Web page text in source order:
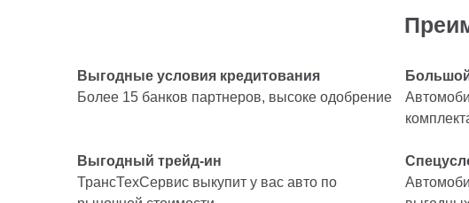
Выгодные условия кредитования
Более 15 банков партнеров, высоке одобрение
Выгодный трейд-ин
ТрансТехСервис выкупит у вас авто по